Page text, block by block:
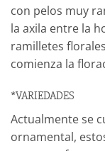
con pelos muy
la axila entre la
ramilletes
comienza la
*VARIEDADES
Actualmente se
ornamental,